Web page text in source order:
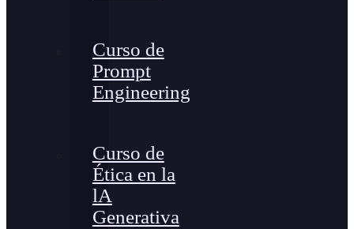
Curso de
Prompt
Engineering
Curso de
Ética en la
lA
Generativa